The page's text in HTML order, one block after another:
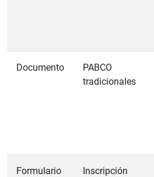
Documento
PABCO
tradicionales
Formulario Inscripción